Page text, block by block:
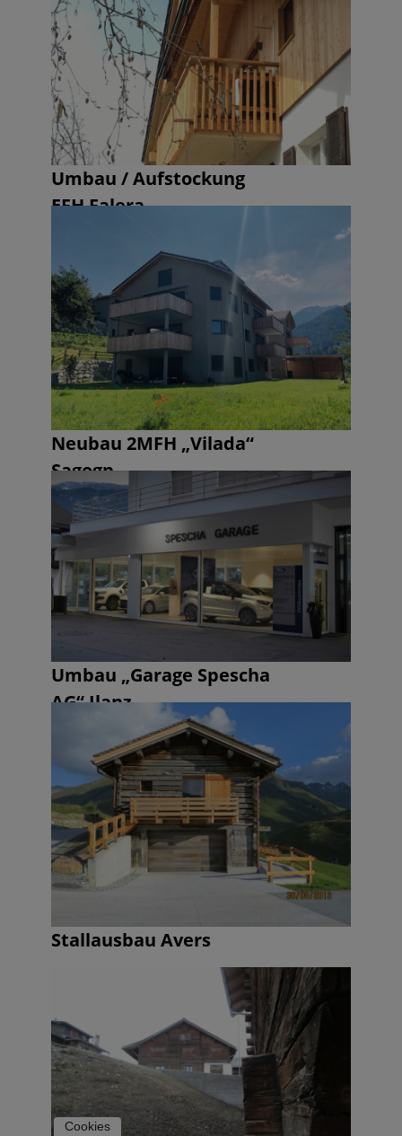
Umbau / Aufstockung
EFH Falera
Neubau 2MFH „Vilada“
Sagogn
Umbau „Garage Spescha
AG“ Ilanz
Stallausbau Avers
Cookies